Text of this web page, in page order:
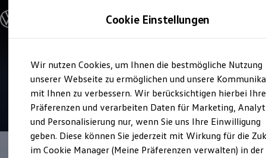
Hauptinhalt
springen
Footer
springen
Modelle und Konfigurator
Modelle vergleichen
Elektroautos
ENERGY Sondermodelle
Nutzfahrzeuge
SUV und CUV
Familienautos
Kombis
Kompaktwagen
Sportwagen
Schnell verfügbare Fahrzeuge
Service
Autohaus Wohn
4.9| 20 Bewertungen
Cookie Einstellungen
Wir nutzen Cookies, um Ihnen die bestmögliche Nutzung
unserer Webseite zu ermöglichen und unsere
mit Ihnen zu verbessern. Wir berücksichtigen hierbei Ihre
Präferenzen und verarbeiten Daten für Marketing,
und Personalisierung nur, wenn Sie uns Ihre Einwilligung
geben. Diese können Sie jederzeit mit Wirkung für die
im Cookie Manager (Meine Präferenzen verwalten) in der